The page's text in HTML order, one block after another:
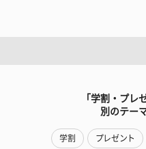
「学割・プレ
別のテー
学割 プレゼント